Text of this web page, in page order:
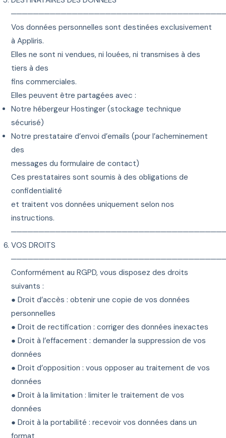
Vos données personnelles sont destinées exclusivement
à Appliris.
Elles ne sont ni vendues, ni louées, ni transmises à des
tiers à des
fins commerciales.
Elles peuvent être partagées avec :
Notre hébergeur Hostinger (stockage technique
sécurisé)
Notre prestataire d’envoi d’emails (pour l’acheminement
des
messages du formulaire de contact)
Ces prestataires sont soumis à des obligations de
confidentialité
et traitent vos données uniquement selon nos
instructions.
VOS DROITS
Conformément au RGPD, vous disposez des droits
suivants :
● Droit d’accès : obtenir une copie de vos données
personnelles
● Droit de rectification : corriger des données inexactes
● Droit à l’effacement : demander la suppression de vos
données
● Droit d’opposition : vous opposer au traitement de vos
données
● Droit à la limitation : limiter le traitement de vos
données
● Droit à la portabilité : recevoir vos données dans un
format